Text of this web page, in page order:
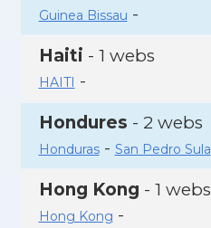
Guinea Bissau -
Haiti - 1 webs
HAITI -
Hondures - 2 webs
Honduras- San Pedro Sula
Hong Kong - 1 webs
Hong Kong -